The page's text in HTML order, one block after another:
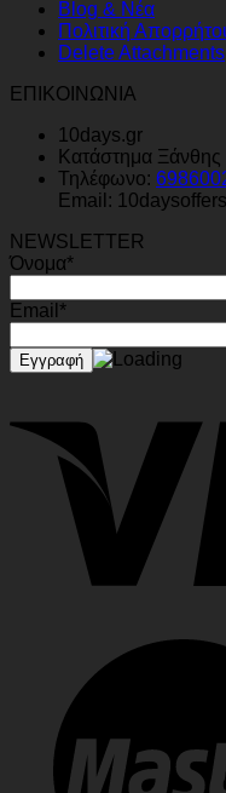
Blog & Νέα
Πολιτική
Delete Attachments
ΕΠΙΚΟΙΝΩΝΙΑ
10days.gr
Κατάστημα
Τηλέφωνο:
Email:
NEWSLETTER
Όνομα*
Email*